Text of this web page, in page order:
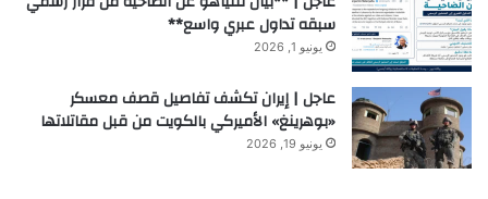
سبقه تداول عبري واسع**
يونيو 1, 2026
عاجل | إيران تكشف تفاصيل قصف معسكر
«بوهرينغ» الأميركي بالكويت من قبل مقاتلاتها
يونيو 19, 2026